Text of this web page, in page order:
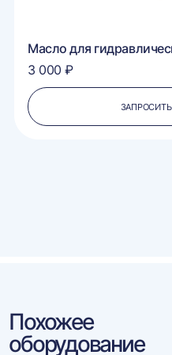
Масло для
3 000 ₽
Похожее
оборудование